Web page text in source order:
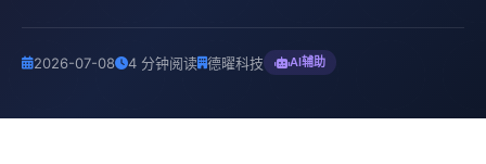
2026-07-08 4 分钟阅读 德曜科技 AI辅助